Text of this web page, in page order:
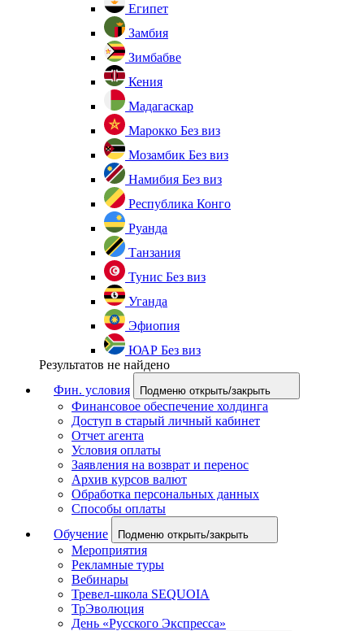
Египет
Замбия
Зимбабве
Кения
Мадагаскар
Марокко Без виз
Мозамбик Без виз
Намибия Без виз
Республика Конго
Руанда
Танзания
Тунис Без виз
Уганда
Эфиопия
ЮАР Без виз
Результатов не найдено
Фин. условия
Подменю открыть/закрыть
Финансовое обеспечение холдинга
Доступ в старый личный кабинет
Отчет агента
Условия оплаты
Заявления на возврат и перенос
Архив курсов валют
Обработка персональных данных
Способы оплаты
Обучение
Подменю открыть/закрыть
Мероприятия
Рекламные туры
Вебинары
Тревел-школа SEQUOIA
ТрЭволюция
День «Русского Экспресса»